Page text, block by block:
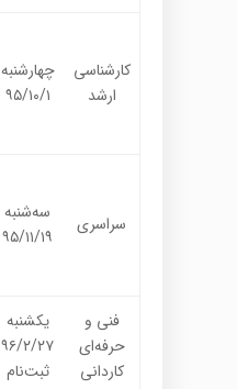
کارشناسی
ارشد
چهارشنبه
۹۵/۱۰/۱
سراسری
سه‌شنبه
۹۵/۱۱/۱۹
فنی و
حرفه‌ای
کاردانی
یکشنبه
۹۶/۲/۲۷
ثبت‌نام